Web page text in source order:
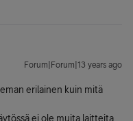
Forum|Forum|13 years ago
erilainen kuin mitä
ei ole muita laitteita